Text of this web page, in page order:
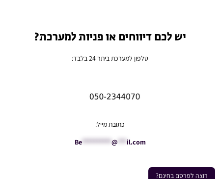
רוצה לפרסם בחינם?
יש לכם דיווחים או פניות למערכת?
טלפון למערכת ביתר 24 בלבד:
כתובת מייל:
Be********** @ *** il.com